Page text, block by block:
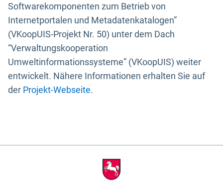
Softwarekomponenten zum Betrieb von
Internetportalen und Metadatenkatalogen”
(VKoopUIS-Projekt Nr. 50) unter dem Dach
“Verwaltungskooperation
Umweltinformationssysteme” (VKoopUIS) weiter
entwickelt. Nähere Informationen erhalten Sie auf
der Projekt-Webseite.